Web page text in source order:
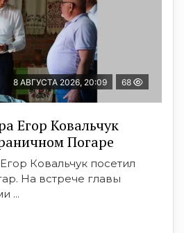
8 АВГУСТА 2026, 20:09 68
Егор Ковальчук
Погаре
Ковальчук посетил
На встрече главы
...